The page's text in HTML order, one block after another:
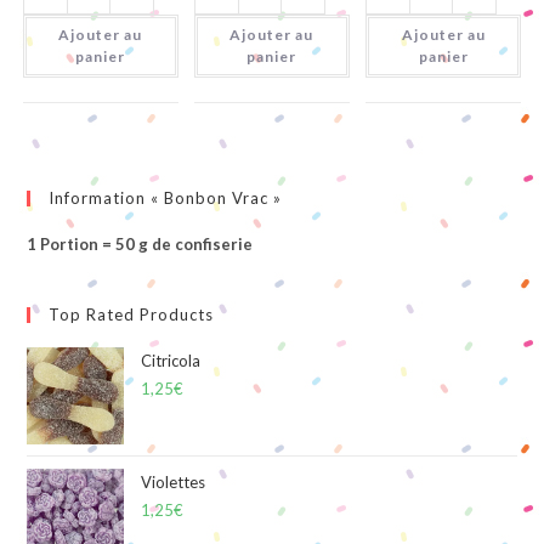
Sucettes
Gommes
Ajouter au
panier
Schtroumpfs
Ajouter au
panier
Avions
Citriques
Ajouter au
panier
Information « Bonbon Vrac »
1 Portion = 50 g de confiserie
Top Rated Products
Citricola
1,25€
Violettes
1,25€